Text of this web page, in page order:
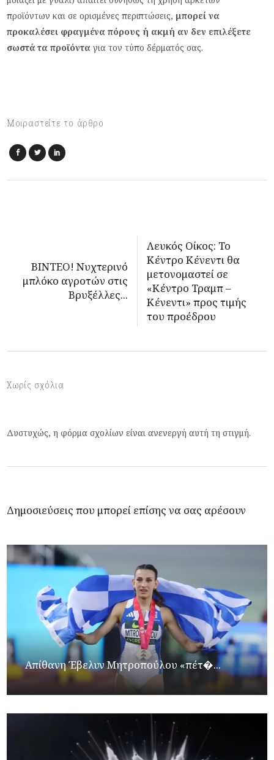
προϊόντων και σε ορισμένες περιπτώσεις, μπορεί να
προκαλέσει φραγμένα πόρους ή ακμή αν δεν επιλέξετε
σωστά τα προϊόνταγια τον τύπο δέρματός σας.
Μοιραστείτε το άρθρο
ΒΙΝΤΕΟ! Νυχτερινό
μπλόκο αγροτών στις
Βρυξέλλες...
Λευκός Οίκος: Το
Κέντρο Κένεντι θα
μετονομαστεί σε
«Κέντρο Τραμπ –
Κένεντι» προς τιμής
του προέδρου
Χωρίς σχόλια
Δυστυχώς, η φόρμα σχολίων είναι ανενεργή αυτή τη στιγμή.
Δημοσιεύσεις που μπορεί επίσης να σας αρέσουν
Απίθανη Έβελυν Μητροπούλου «πέτ�...